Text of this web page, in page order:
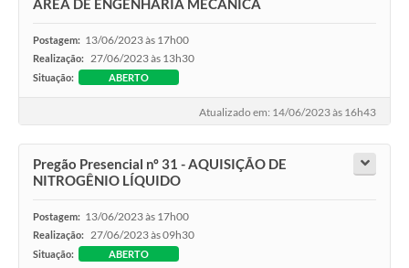
ÁREA DE ENGENHARIA MECÂNICA
Postagem: 13/06/2023 às 17h00
Realização: 27/06/2023 às 13h30
Situação: ABERTO
Atualizado em: 14/06/2023 às 16h43
Pregão Presencial nº 31 - AQUISIÇÃO DE
NITROGÊNIO LÍQUIDO
Postagem: 13/06/2023 às 17h00
Realização: 27/06/2023 às 09h30
Situação: ABERTO